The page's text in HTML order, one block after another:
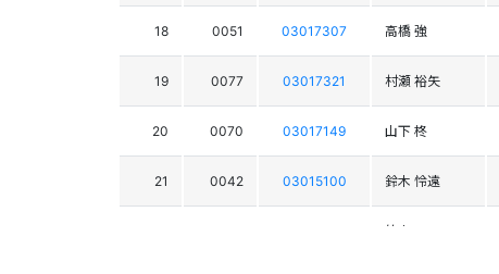
18 0051 03017307 高橋 強
19 0077 03017321 村瀬 裕矢
20 0070 03017149 山下 柊
21 0042 03015100 鈴木 怜遠
竹内 一